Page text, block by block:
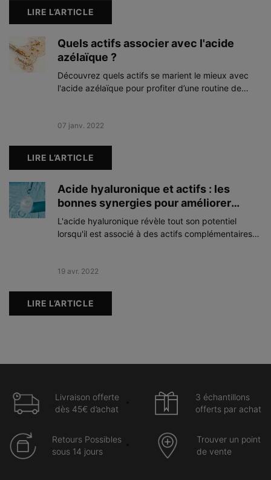
LIRE L’ARTICLE
Quels actifs associer avec l'acide
azélaïque ?
Découvrez quels actifs se marient le mieux avec
l'acide azélaïque pour profiter d’une routine de
Creation Date:
07 janv. 2022
Update Date:
LIRE L’ARTICLE
Acide hyaluronique et actifs : les
bonnes synergies pour améliorer
l’apparence de la peau
L'acide hyaluronique révèle tout son potentiel
lorsqu'il est associé à des actifs complémentaires
effets dans les formulations SkinCeuticals pour une
Creation Date:
19 avr. 2022
Update Date:
LIRE L’ARTICLE
Livraison offerte
dès 45€ d’achat
3 échantillons
offerts par achat
Retours Possibles
sous 14 jours
Trouver un point
de vente